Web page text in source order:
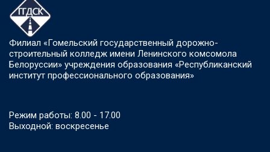
Филиал «Гомельский государственный дорожно-
строительный колледж имени Ленинского комсомола
Белоруссии» учреждения образования «Республиканский
институт профессионального образования»
Режим работы: 8.00 - 17.00
Выходной: воскресенье